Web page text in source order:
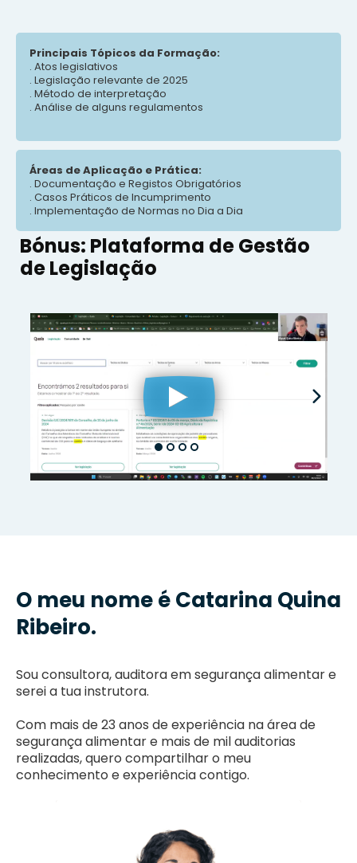
Principais Tópicos da Formação:
. Atos legislativos
. Legislação relevante de 2025
. Método de interpretação
. Análise de alguns regulamentos
Áreas de Aplicação e Prática:
. Documentação e Registos Obrigatórios
. Casos Práticos de Incumprimento
. Implementação de Normas no Dia a Dia
Bónus: Plataforma de Gestão
de Legislação
O meu nome é Catarina Quina
Ribeiro.
Sou consultora, auditora em segurança alimentar e
serei a tua instrutora.
Com mais de 23 anos de experiência na área de
segurança alimentar e mais de mil auditorias
realizadas, quero compartilhar o meu
conhecimento e experiência contigo.